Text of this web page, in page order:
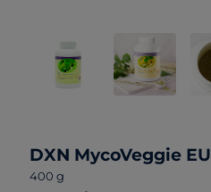
DXN MycoVeggie EU
400 g